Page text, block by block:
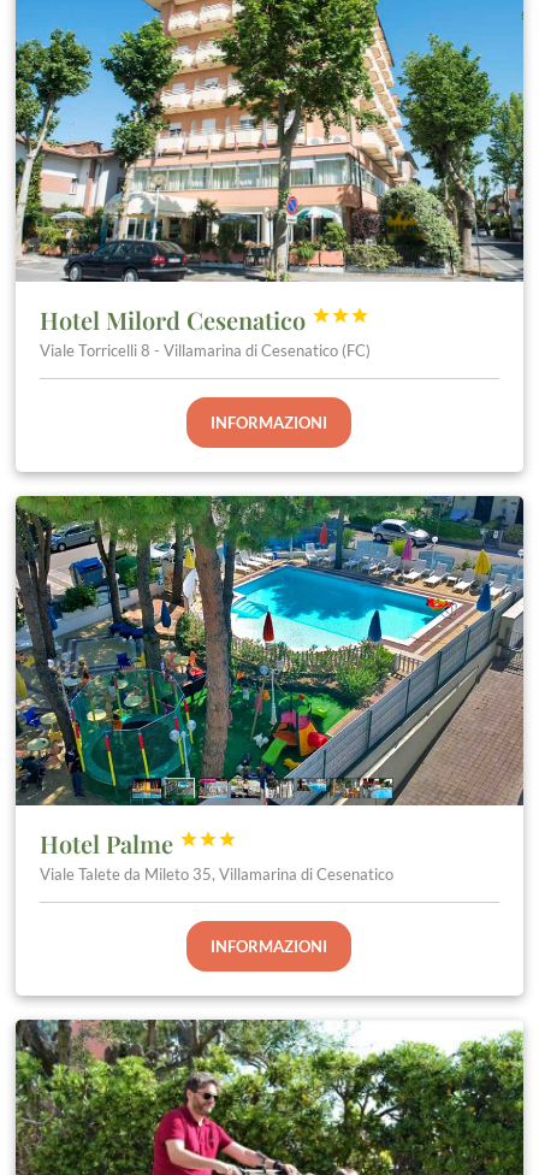
Hotel Milord Cesenatico 


Viale Torricelli 8 - Villamarina di Cesenatico (FC)
INFORMAZIONI
Hotel Palme 


Viale Talete da Mileto 35, Villamarina di Cesenatico
INFORMAZIONI